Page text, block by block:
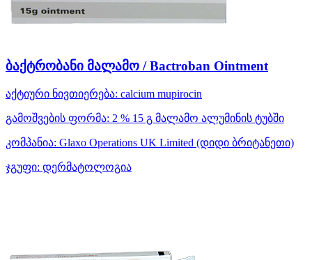
ბაქტრობანი მალამო / Bactroban Ointment
აქტიური ნივთიერება: calcium mupirocin
გამოშვების ფორმა: 2 % 15 გ მალამო ალუმინის ტუბში
კომპანია: Glaxo Operations UK Limited (დიდი ბრიტანეთი)
ჯგუფი: დერმატოლოგია